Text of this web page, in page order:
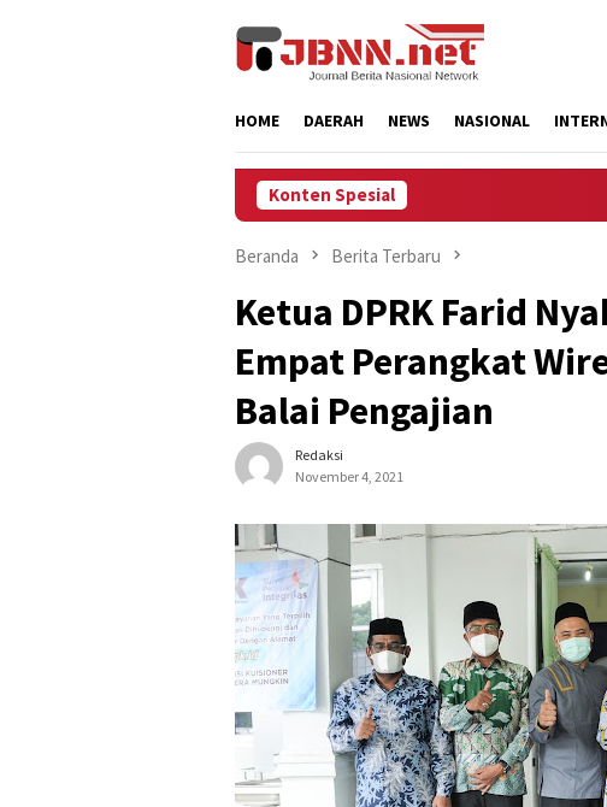
HOME DAERAH NEWS NASIONAL
Konten Spesial Rp
Beranda Berita Terbaru
Ketua DPRK Farid
Empat Perangkat
Balai Pengajian
Redaksi
November 4, 2021